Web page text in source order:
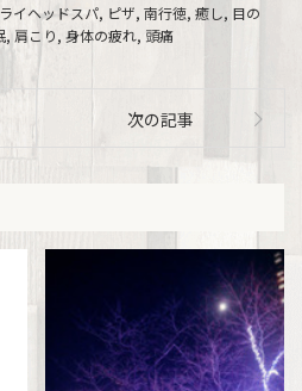
イヘッドスパ, ピザ, 南行徳, 癒し, 目の
, 肩こり, 身体の疲れ, 頭痛
次の記事